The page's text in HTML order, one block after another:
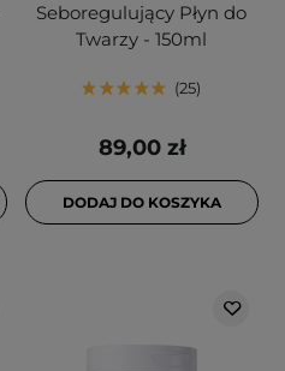
Seboregulujący Płyn do
Twarzy - 150ml
25
89,00 zł
DODAJ DO KOSZYKA